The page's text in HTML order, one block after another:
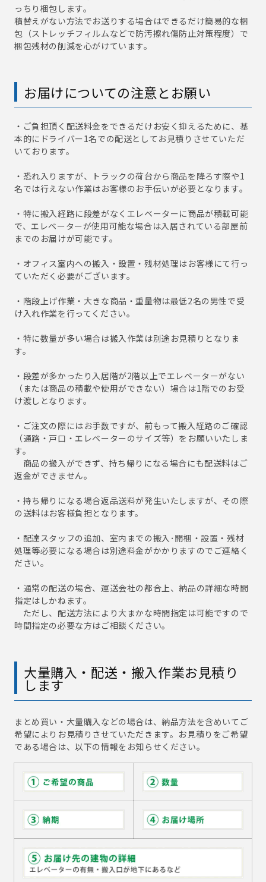
っちり梱包します。
積替えがない方法でお送りする場合はできるだけ簡易的な梱
包（ストレッチフィルムなどで防汚擦れ傷防止対策程度）で
梱包残材の削減を心がけています。
お届けについての注意とお願い
・ご負担頂く配送料金をできるだけお安く抑えるために、基
本的にドライバー1名での配送としてお見積りさせていただ
いております。
・恐れ入りますが、トラックの荷台から商品を降ろす際や1
名では行えない作業はお客様のお手伝いが必要となります。
・特に搬入経路に段差がなくエレベーターに商品が積載可能
で、エレベーターが使用可能な場合は入居されている部屋前
までのお届けが可能です。
・オフィス室内への搬入・設置・残材処理はお客様にて行っ
ていただく必要がございます。
・階段上げ作業・大きな商品・重量物は最低2名の男性で受
け入れ作業を行ってください。
・特に数量が多い場合は搬入作業は別途お見積りとなりま
す。
・段差が多かったり入居階が2階以上でエレベーターがない
（または商品の積載や使用ができない）場合は1階でのお受
け渡しとなります。
・ご注文の際にはお手数ですが、前もって搬入経路のご確認
（通路・戸口・エレベーターのサイズ等）をお願いいたしま
す。
商品の搬入ができず、持ち帰りになる場合にも配送料はご
返金ができません。
・持ち帰りになる場合返品送料が発生いたしますが、その際
の送料はお客様負担となります。
・配達スタッフの追加、室内までの搬入･開梱・設置・残材
処理等必要になる場合は別途料金がかかりますのでご連絡く
ださい。
・通常の配送の場合、運送会社の都合上、納品の詳細な時間
指定はしかねます。
ただし、配送方法により大まかな時間指定は可能ですので
時間指定の必要な方はご相談ください。
大量購入・配送・搬入作業お見積り
します
まとめ買い・大量購入などの場合は、納品方法を含めいてご
希望によりお見積りさせていただきます。お見積りをご希望
である場合は、以下の情報をお知らせください。